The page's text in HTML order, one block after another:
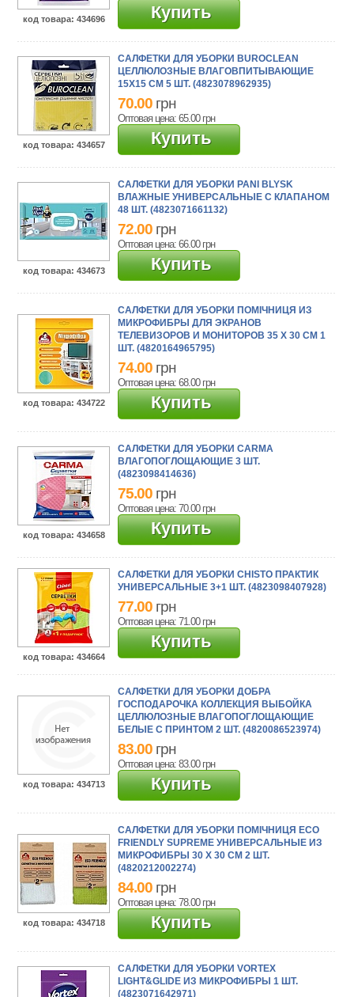
код товара: 434696 Купить
код товара: 434657
САЛФЕТКИ ДЛЯ УБОРКИ BUROCLEAN
ЦЕЛЛЮЛОЗНЫЕ ВЛАГОВПИТЫВАЮЩИЕ
15Х15 СМ 5 ШТ. (4823078962935)
70.00 грн
Оптовая цена: 65.00 грн
Купить
код товара: 434673
САЛФЕТКИ ДЛЯ УБОРКИ PANI BLYSK
ВЛАЖНЫЕ УНИВЕРСАЛЬНЫЕ С КЛАПАНОМ
48 ШТ. (4823071661132)
72.00 грн
Оптовая цена: 66.00 грн
Купить
код товара: 434722
САЛФЕТКИ ДЛЯ УБОРКИ ПОМІЧНИЦЯ ИЗ
МИКРОФИБРЫ ДЛЯ ЭКРАНОВ
ТЕЛЕВИЗОРОВ И МОНИТОРОВ 35 Х 30 СМ 1
ШТ. (4820164965795)
74.00 грн
Оптовая цена: 68.00 грн
Купить
код товара: 434658
САЛФЕТКИ ДЛЯ УБОРКИ CARMA
ВЛАГОПОГЛОЩАЮЩИЕ 3 ШТ.
(4823098414636)
75.00 грн
Оптовая цена: 70.00 грн
Купить
код товара: 434664
САЛФЕТКИ ДЛЯ УБОРКИ CHISTO ПРАКТИК
УНИВЕРСАЛЬНЫЕ 3+1 ШТ. (4823098407928)
77.00 грн
Оптовая цена: 71.00 грн
Купить
код товара: 434713
САЛФЕТКИ ДЛЯ УБОРКИ ДОБРА
ГОСПОДАРОЧКА КОЛЛЕКЦИЯ ВЫБОЙКА
ЦЕЛЛЮЛОЗНЫЕ ВЛАГОПОГЛОЩАЮЩИЕ
БЕЛЫЕ С ПРИНТОМ 2 ШТ. (4820086523974)
83.00 грн
Оптовая цена: 83.00 грн
Купить
код товара: 434718
САЛФЕТКИ ДЛЯ УБОРКИ ПОМІЧНИЦЯ ECO
FRIENDLY SUPREME УНИВЕРСАЛЬНЫЕ ИЗ
МИКРОФИБРЫ 30 Х 30 СМ 2 ШТ.
(4820212002274)
84.00 грн
Оптовая цена: 78.00 грн
Купить
САЛФЕТКИ ДЛЯ УБОРКИ VORTEX
LIGHT&GLIDE ИЗ МИКРОФИБРЫ 1 ШТ.
(4823071642971)